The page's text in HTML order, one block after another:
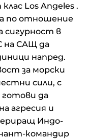
Los Angeles .
по отношение
сигурност в
на САЩ да
напред.
за морски
сили, с
готови да
агресия и
Индо-
командир